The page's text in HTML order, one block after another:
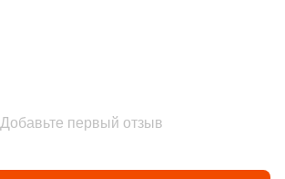
Добавьте первый отзыв